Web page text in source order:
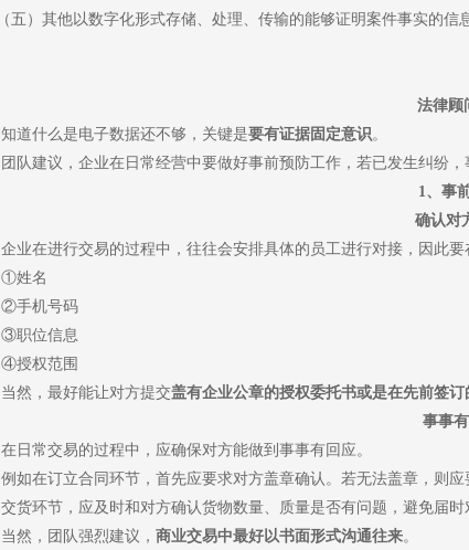
（五）其他以数字化形式存储、处理、传输的能够证明案件事实的信息
法律顾
知道什么是电子数据还不够，关键是要有证据固定意识。
团队建议，企业在日常经营中要做好事前预防工作，若已发生纠纷，
1、事
确认对
企业在进行交易的过程中，往往会安排具体的员工进行对接，因此要
①姓名
②手机号码
③职位信息
④授权范围
当然，最好能让对方提交盖有企业公章的授权委托书或是在先前签
事事
在日常交易的过程中，应确保对方能做到事事有回应。
例如在订立合同环节，首先应要求对方盖章确认。若无法盖章，则
交货环节，应及时和对方确认货物数量、质量是否有问题，避免届
当然，团队强烈建议，商业交易中最好以书面形式沟通往来。